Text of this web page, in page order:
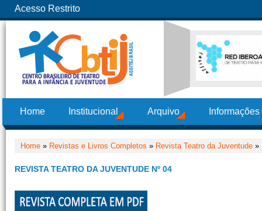
Acesso Restrito
Home Institucional Arquivo
Home » Revistas e Livros Completos » Revista Teatro da Juventude »
REVISTA TEATRO DA JUVENTUDE Nº 04